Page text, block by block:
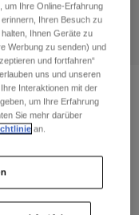
50% OFF
um Ihre Online-Erfahrung
Ihren Besuch zu
Ihnen Geräte zu
Werbung zu senden) und
und fortfahren“
uns und unseren
Interaktionen mit der
um Ihre Erfahrung
Sie mehr darüber
an.